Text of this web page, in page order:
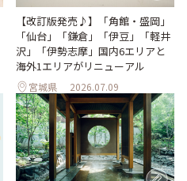
【改訂版発売♪】「角館・盛岡」
「仙台」「鎌倉」「伊豆」「軽井
沢」「伊勢志摩」国内6エリアと
海外1エリアがリニューアル
宮城県 2026.07.09